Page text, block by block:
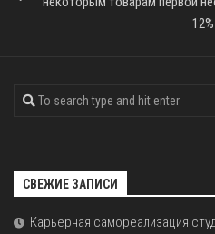
12%
СВЕЖИЕ ЗАПИСИ
Карьерная самореализация